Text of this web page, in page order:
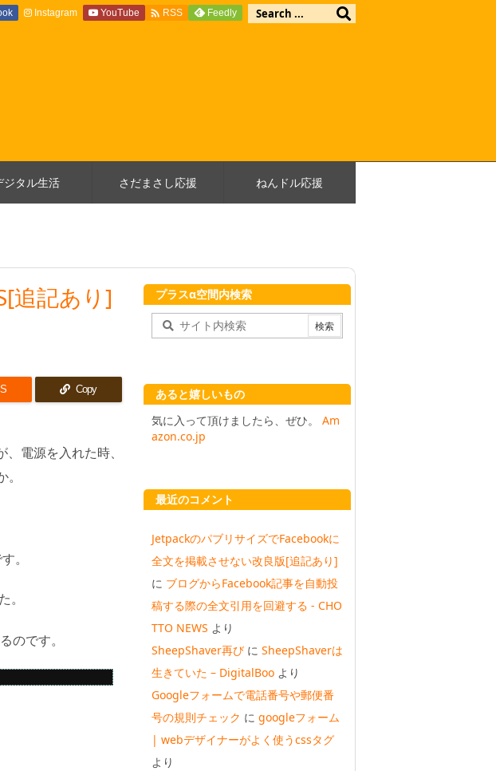
ジタル生活 さだまさし応援 ねんドル応援
Instagram YouTube  RSS Feedly
追記あり]
Copy
電源を入れた時、
。
です。
プラスα空間内検索
あると嬉しいもの
気に入って頂けましたら、ぜひ。 Am
azon.co.jp
最近のコメント
JetpackのパブリサイズでFacebookに
全文を掲載させない改良版[追記あり]
に ブログからFacebook記事を自動投
稿する際の全文引用を回避する - CHO
TTO NEWS より
SheepShaver再び に SheepShaverは
生きていた – DigitalBoo より
Googleフォームで電話番号や郵便番
号の規則チェック に googleフォーム
| webデザイナーがよく使うcssタグ
より